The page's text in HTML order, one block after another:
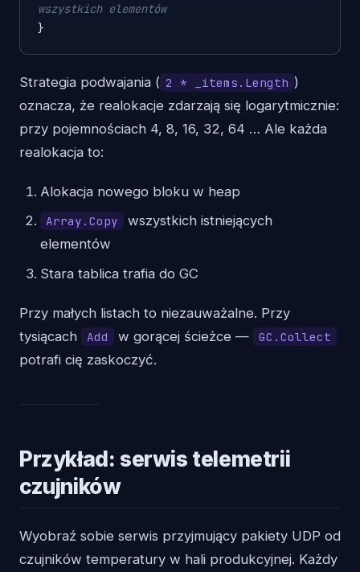
wszystkich elementów
Strategia podwajania ( 2 * _items.Length )
oznacza, że realokacje zdarzają się logarytmicznie:
przy pojemnościach 4, 8, 16, 32, 64 … Ale każda
realokacja to:
Alokacja nowego bloku w heap
Array.Copy
wszystkich istniejących
elementów
Stara tablica trafia do GC
Przy małych listach to niezauważalne. Przy
tysiącach
Add w gorącej ścieżce — GC.Collect
potrafi cię zaskoczyć.
Przykład: serwis telemetrii
czujników
Wyobraź sobie serwis przyjmujący pakiety UDP od
czujników temperatury w hali produkcyjnej. Każdy